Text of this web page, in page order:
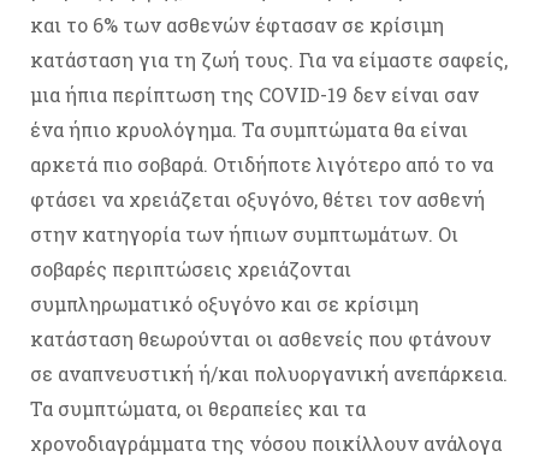
και το 6% των ασθενών έφτασαν σε κρίσιμη
κατάσταση για τη ζωή τους. Για να είμαστε σαφείς,
μια ήπια περίπτωση της COVID-19 δεν είναι σαν
ένα ήπιο κρυολόγημα. Τα συμπτώματα θα είναι
αρκετά πιο σοβαρά. Οτιδήποτε λιγότερο από το να
φτάσει να χρειάζεται οξυγόνο, θέτει τον ασθενή
στην κατηγορία των ήπιων συμπτωμάτων. Οι
σοβαρές περιπτώσεις χρειάζονται
συμπληρωματικό οξυγόνο και σε κρίσιμη
κατάσταση θεωρούνται οι ασθενείς που φτάνουν
σε αναπνευστική ή/και πολυοργανική ανεπάρκεια.
Τα συμπτώματα, οι θεραπείες και τα
χρονοδιαγράμματα της νόσου ποικίλλουν ανάλογα